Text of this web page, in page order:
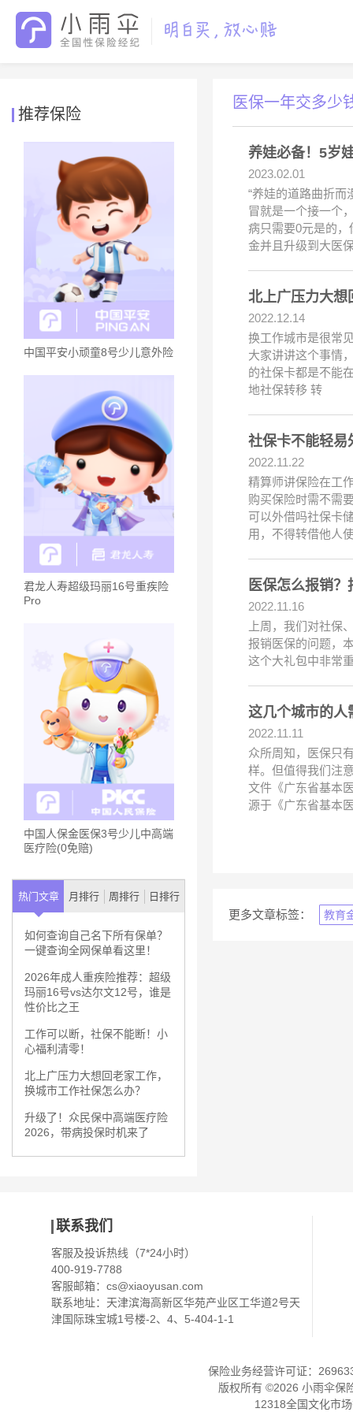
推荐保险
中国平安小顽童8号少儿意外险
君龙人寿超级玛丽16号重疾险
Pro
中国人保金医保3号少儿中高端
医疗险(0免赔)
热门文章 月排行 周排行 日排行
如何查询自己名下所有保单？
一键查询全网保单看这里！
2026年成人重疾险推荐：超级
玛丽16号vs达尔文12号，谁是
性价比之王
工作可以断，社保不能断！小
心福利清零！
北上广压力大想回老家工作，
换城市工作社保怎么办？
升级了！众民保中高端医疗险
2026，带病投保时机来了
医保一年交多少
养娃必备！5岁
2023.02.01
“养娃的道路曲折而
冒就是一个接一个
病只需要0元是的
金并且升级到大医
北上广压力大想
2022.12.14
换工作城市是很常
大家讲讲这个事情
的社保卡都是不能
地社保转移 转
社保卡不能轻易
2022.11.22
精算师讲保险在工
购买保险时需不需
可以外借吗社保卡
用，不得转借他人
医保怎么报销
2022.11.16
上周，我们对社保
报销医保的问题，
这个大礼包中非常
这几个城市的人
2022.11.11
众所周知，医保只
样。但值得我们注
文件《广东省基本
源于《广东省基本
更多文章标签： 教育
联系我们
客服及投诉热线（7*24小时）
400-919-7788
客服邮箱： cs@xiaoyusan.com
联系地址：天津滨海高新区华苑产业区工华道2号天
津国际珠宝城1号楼-2、4、5-404-1-1
保险业务经营许可证：
版权所有 ©2026 小雨伞保
12318全国文化市